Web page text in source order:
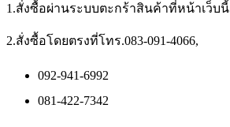
1.สั่งซื้อผ่านระบบตะกร้าสินค้าที่หน้าเว็บนี้
2.สั่งซื้อโดยตรงที่โทร.083-091-4066,
092-941-6992
081-422-7342